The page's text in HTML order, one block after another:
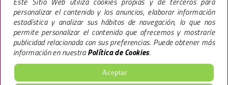
La marca Premier,especializada en la promoción de pisos en Madrid y
Barcelona , lleva más de 40 años trabajando bajo una filosofía empresarial que le
ha llevado a construir más de 65.000 viviendas y 600.000 m2 de oficinas, hoteles y
locales ofreciendoexcelentes calidades , todo ello, siguiendo un sistema degestión
de Calidad Medioambiental
personalizar el contenido y los anuncios, elaborar información
estadística y analizar sus hábitos de navegación, lo que nos
permite personalizar el contenido que ofrecemos y mostrarle
publicidad relacionada con sus preferencias. Puede obtener más
información en nuestraPolítica de Cookies.
Aceptar